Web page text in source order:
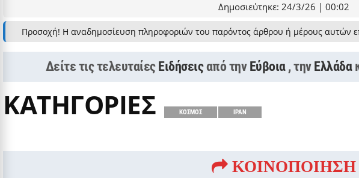
Δημοσιεύτηκε: 24/3/26 | 00:02
Προσοχή! Η αναδημοσίευση πληροφοριών του παρόντος άρθρου ή μέρους αυτών
Δείτε τις τελευταίες Ειδήσειςαπό την Εύβοια , την Ελλάδα
ΚΑΤΗΓΟΡΙΕΣ ΚΟΣΜΟΣ ΙΡΑΝ
ΚΟΙΝΟΠΟΙΗΣΗ